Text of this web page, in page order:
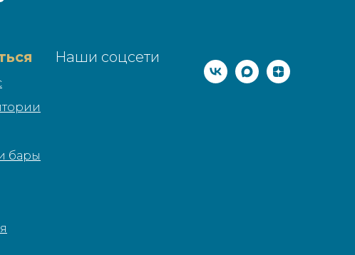
бары
Наши соцсети